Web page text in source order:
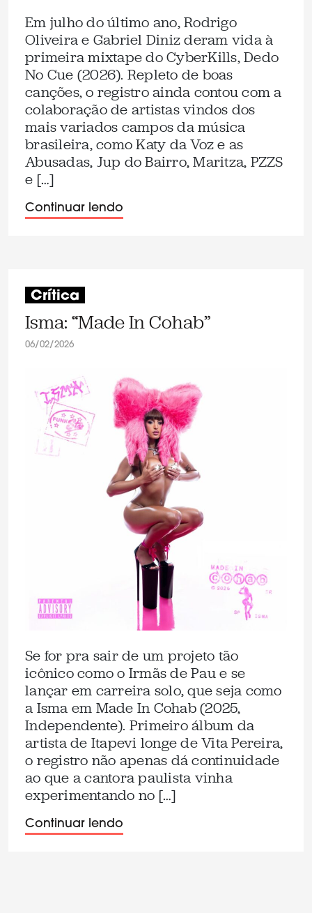
Em julho do último ano, Rodrigo
Oliveira e Gabriel Diniz deram vida à
primeira mixtape do CyberKills, Dedo
No Cue (2026). Repleto de boas
canções, o registro ainda contou com a
colaboração de artistas vindos dos
mais variados campos da música
brasileira, como Katy da Voz e as
Abusadas, Jup do Bairro, Maritza, PZZS
e […]
Continuar lendo
Crítica
Isma: “Made In Cohab”
06/02/2026
Se for pra sair de um projeto tão
icônico como o Irmãs de Pau e se
lançar em carreira solo, que seja como
a Isma em Made In Cohab (2025,
Independente). Primeiro álbum da
artista de Itapevi longe de Vita Pereira,
o registro não apenas dá continuidade
ao que a cantora paulista vinha
experimentando no […]
Continuar lendo